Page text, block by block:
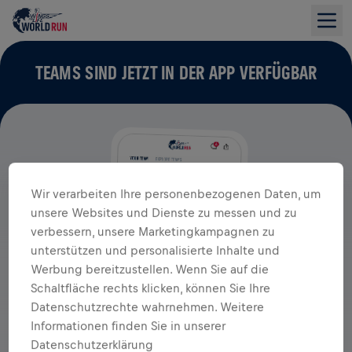
TEAMS SIND JETZT IN DER APP VERFÜGBAR
Wir verarbeiten Ihre personenbezogenen Daten, um
unsere Websites und Dienste zu messen und zu
verbessern, unsere Marketingkampagnen zu
unterstützen und personalisierte Inhalte und
Werbung bereitzustellen. Wenn Sie auf die
Schaltfläche rechts klicken, können Sie Ihre
Datenschutzrechte wahrnehmen. Weitere
Informationen finden Sie in unserer
Datenschutzerklärung